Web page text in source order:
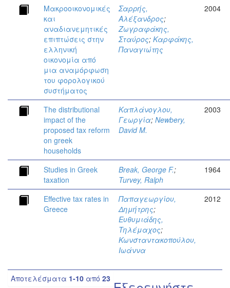
Μακροοικονομικές
και
αναδιανεμητικές
επιπτώσεις στην
ελληνική
οικονομία από
μια αναμόρφωση
του φορολογικού
συστήματος
Σαρρής,
Αλέξανδρος;
Ζωγραφάκης,
Σταύρος; Καρφάκης,
Παναγιώτης
2004
The distributional
impact of the
proposed tax reform
on greek
households
Καπλάνογλου,
Γεωργία; Newbery,
David M.
2003
Studies in Greek
taxation
Break, George F.;
Turvey, Ralph
1964
Effective tax rates in
Greece
Παπαγεωργίου,
Δημήτρης;
Ευθυμιάδης,
Τηλέμαχος;
Κωνσταντακοπούλου,
Ιωάννα
2012
Αποτελέσματα 1-10 από 23